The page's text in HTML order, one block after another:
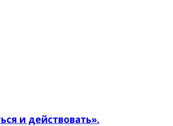
и действовать».